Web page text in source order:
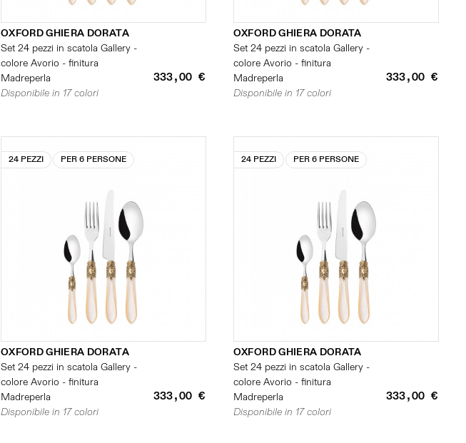
OXFORD GHIERA DORATA
Set 24 pezzi in scatola Gallery -
colore Avorio - finitura
Madreperla
333,00 €
Disponibile in 17 colori
OXFORD GHIERA DORATA
Set 24 pezzi in scatola Gallery -
colore Avorio - finitura
Madreperla
333,00 €
Disponibile in 17 colori
24 PEZZI PER 6 PERSONE
OXFORD GHIERA DORATA
Set 24 pezzi in scatola Gallery -
colore Avorio - finitura
Madreperla
333,00 €
Disponibile in 17 colori
24 PEZZI PER 6 PERSONE
OXFORD GHIERA DORATA
Set 24 pezzi in scatola Gallery -
colore Avorio - finitura
Madreperla
333,00 €
Disponibile in 17 colori